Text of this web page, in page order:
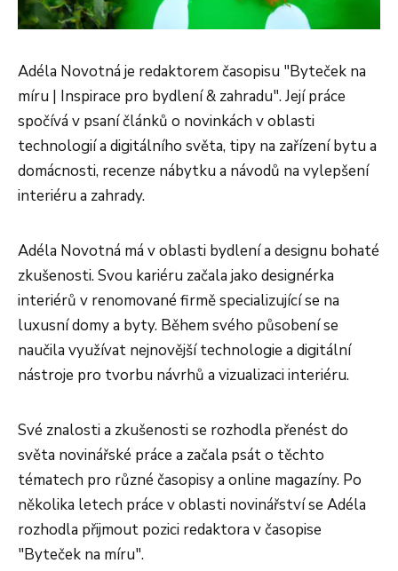
Adéla Novotná je redaktorem časopisu "Byteček na
míru | Inspirace pro bydlení & zahradu". Její práce
spočívá v psaní článků o novinkách v oblasti
technologií a digitálního světa, tipy na zařízení bytu a
domácnosti, recenze nábytku a návodů na vylepšení
interiéru a zahrady.
Adéla Novotná má v oblasti bydlení a designu bohaté
zkušenosti. Svou kariéru začala jako designérka
interiérů v renomované firmě specializující se na
luxusní domy a byty. Během svého působení se
naučila využívat nejnovější technologie a digitální
nástroje pro tvorbu návrhů a vizualizaci interiéru.
Své znalosti a zkušenosti se rozhodla přenést do
světa novinářské práce a začala psát o těchto
tématech pro různé časopisy a online magazíny. Po
několika letech práce v oblasti novinářství se Adéla
rozhodla přijmout pozici redaktora v časopise
"Byteček na míru".